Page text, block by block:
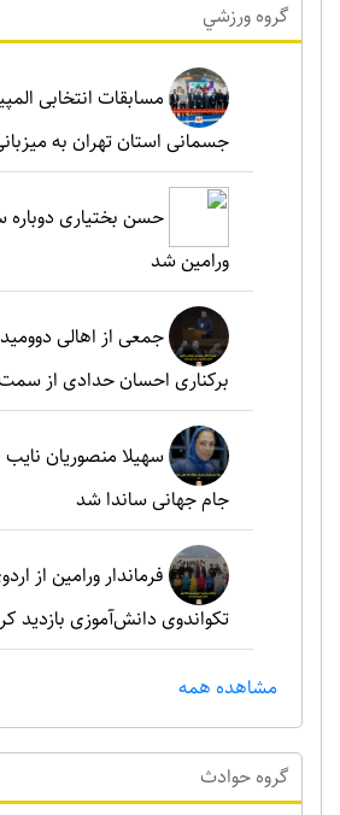
گروه ورزشي
مسابقات انتخابی
جسمانی استان تهران به
حسن بختیاری دوباره
ورامین شد
جمعی از اهالی
برکناری احسان حدادی از
سهیلا منصوریان
جام جهانی ساندا شد
فرماندار ورامین از
تکواندوی دانش‌آموزی بازدید
مشاهده همه
گروه حوادث